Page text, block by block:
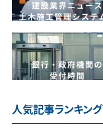
人気記事ランキング